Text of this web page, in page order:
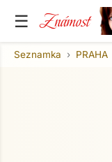
☰ Známost
Seznamka PRAHA